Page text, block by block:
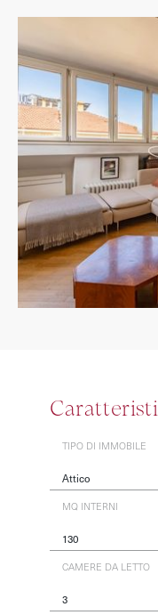
TIPO DI IMMOBILE
Attico
MQ INTERNI
130
CAMERE DA LETTO
3